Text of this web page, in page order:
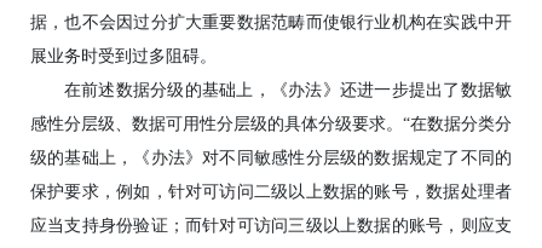
据，也不会因过分扩大重要数据范畴而使银行业机构在实践中开
展业务时受到过多阻碍。
在前述数据分级的基础上，《办法》还进一步提出了数据敏
感性分层级、数据可用性分层级的具体分级要求。“在数据分类分
级的基础上，《办法》对不同敏感性分层级的数据规定了不同的
保护要求，例如，针对可访问二级以上数据的账号，数据处理者
应当支持身份验证；而针对可访问三级以上数据的账号，则应支